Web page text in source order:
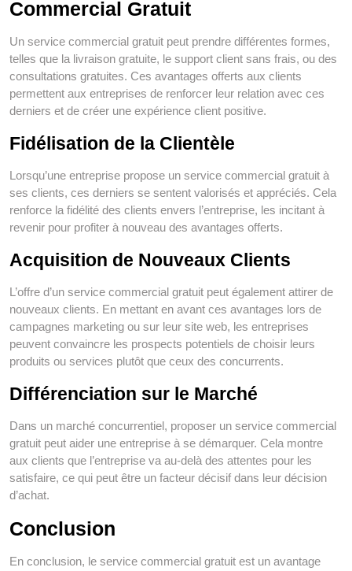
Commercial Gratuit
Un service commercial gratuit peut prendre différentes formes,
telles que la livraison gratuite, le support client sans frais, ou des
consultations gratuites. Ces avantages offerts aux clients
permettent aux entreprises de renforcer leur relation avec ces
derniers et de créer une expérience client positive.
Fidélisation de la Clientèle
Lorsqu’une entreprise propose un service commercial gratuit à
ses clients, ces derniers se sentent valorisés et appréciés. Cela
renforce la fidélité des clients envers l’entreprise, les incitant à
revenir pour profiter à nouveau des avantages offerts.
Acquisition de Nouveaux Clients
L’offre d’un service commercial gratuit peut également attirer de
nouveaux clients. En mettant en avant ces avantages lors de
campagnes marketing ou sur leur site web, les entreprises
peuvent convaincre les prospects potentiels de choisir leurs
produits ou services plutôt que ceux des concurrents.
Différenciation sur le Marché
Dans un marché concurrentiel, proposer un service commercial
gratuit peut aider une entreprise à se démarquer. Cela montre
aux clients que l’entreprise va au-delà des attentes pour les
satisfaire, ce qui peut être un facteur décisif dans leur décision
d’achat.
Conclusion
En conclusion, le service commercial gratuit est un avantage